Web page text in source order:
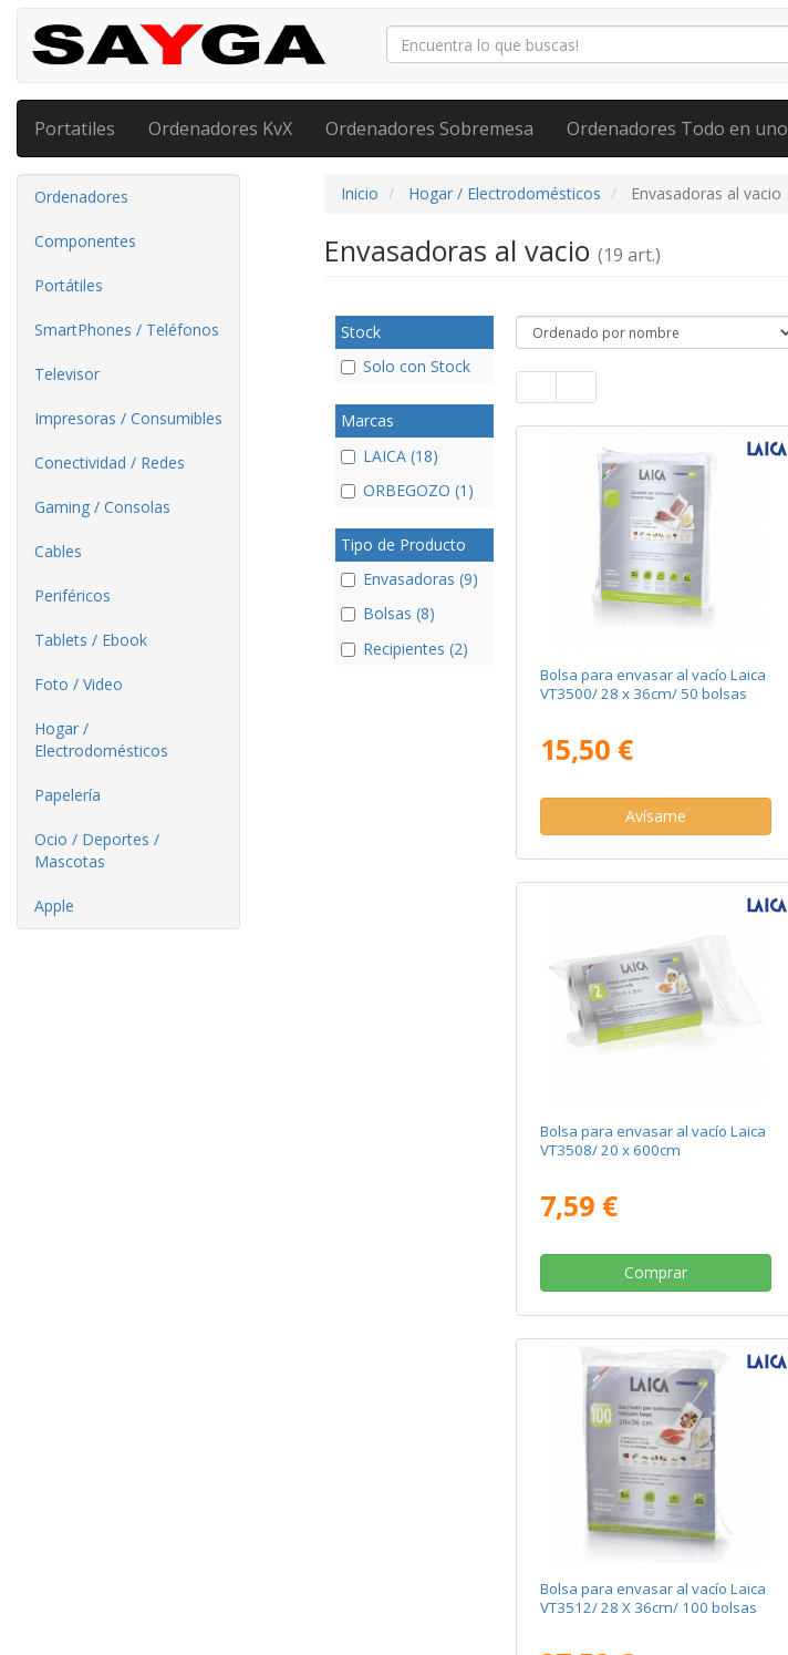
Portatiles Ordenadores KvX Ordenadores Sobremesa Ordenadores Todo en uno
Ordenadores
Componentes
Portátiles
SmartPhones / Teléfonos
Televisor
Impresoras / Consumibles
Conectividad / Redes
Gaming / Consolas
Cables
Periféricos
Tablets / Ebook
Foto / Video
Hogar /
Electrodomésticos
Papelería
Ocio / Deportes /
Mascotas
Apple
Inicio Hogar / Electrodomésticos Envasadoras al vacio
Envasadoras al vacio (19 art.)
Stock
Solo con Stock
Marcas
LAICA (18)
ORBEGOZO (1)
Tipo de Producto
Envasadoras (9)
Bolsas (8)
Recipientes (2)
Bolsa para envasar al vacío Laica
VT3500/ 28 x 36cm/ 50 bolsas
15,50 €
Avísame
Bolsa para envasar al vacío Laica
VT3508/ 20 x 600cm
7,59 €
Comprar
Bolsa para envasar al vacío Laica
VT3512/ 28 X 36cm/ 100 bolsas